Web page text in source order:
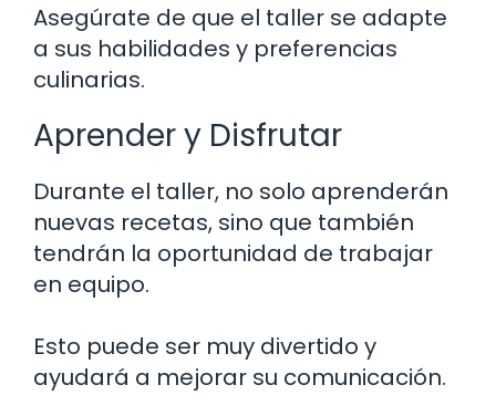
Asegúrate de que el taller se adapte
a sus habilidades y preferencias
culinarias.
Aprender y Disfrutar
Durante el taller, no solo aprenderán
nuevas recetas, sino que también
tendrán la oportunidad de trabajar
en equipo.
Esto puede ser muy divertido y
ayudará a mejorar su comunicación.